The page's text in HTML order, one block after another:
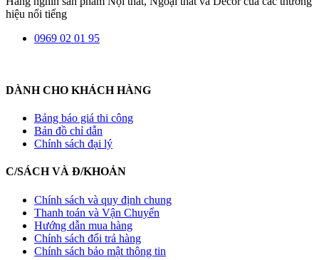
hiệu nổi tiếng
0969 02 01 95
DÀNH CHO KHÁCH HÀNG
Bảng báo giá thi công
Bản đồ chỉ dẫn
Chính sách đại lý
C/SÁCH VÀ Đ/KHOẢN
Chính sách và quy định chung
Thanh toán và Vận Chuyển
Hướng dẫn mua hàng
Chính sách đổi trả hàng
Chính sách bảo mật thông tin